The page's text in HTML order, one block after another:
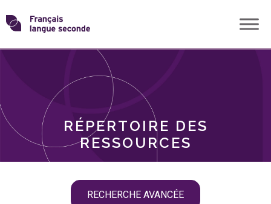
Skip
toTransformons
langue
RÉPERTOIRE DES
RESSOURCES
RECHERCHE AVANCÉE
THÈMES